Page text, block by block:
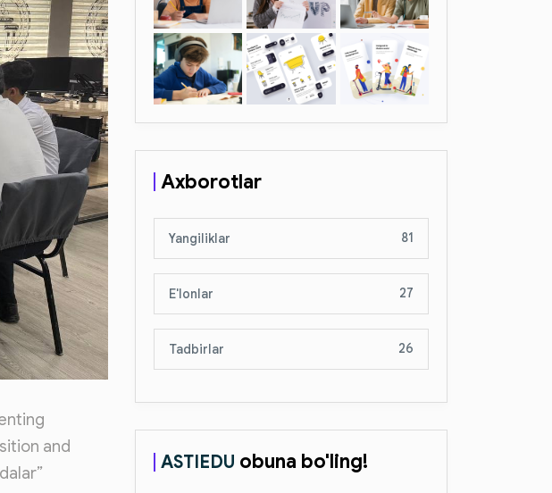
and
Axborotlar
Yangiliklar 81
E'lonlar 27
Tadbirlar 26
ASTIEDU obuna bo'ling!